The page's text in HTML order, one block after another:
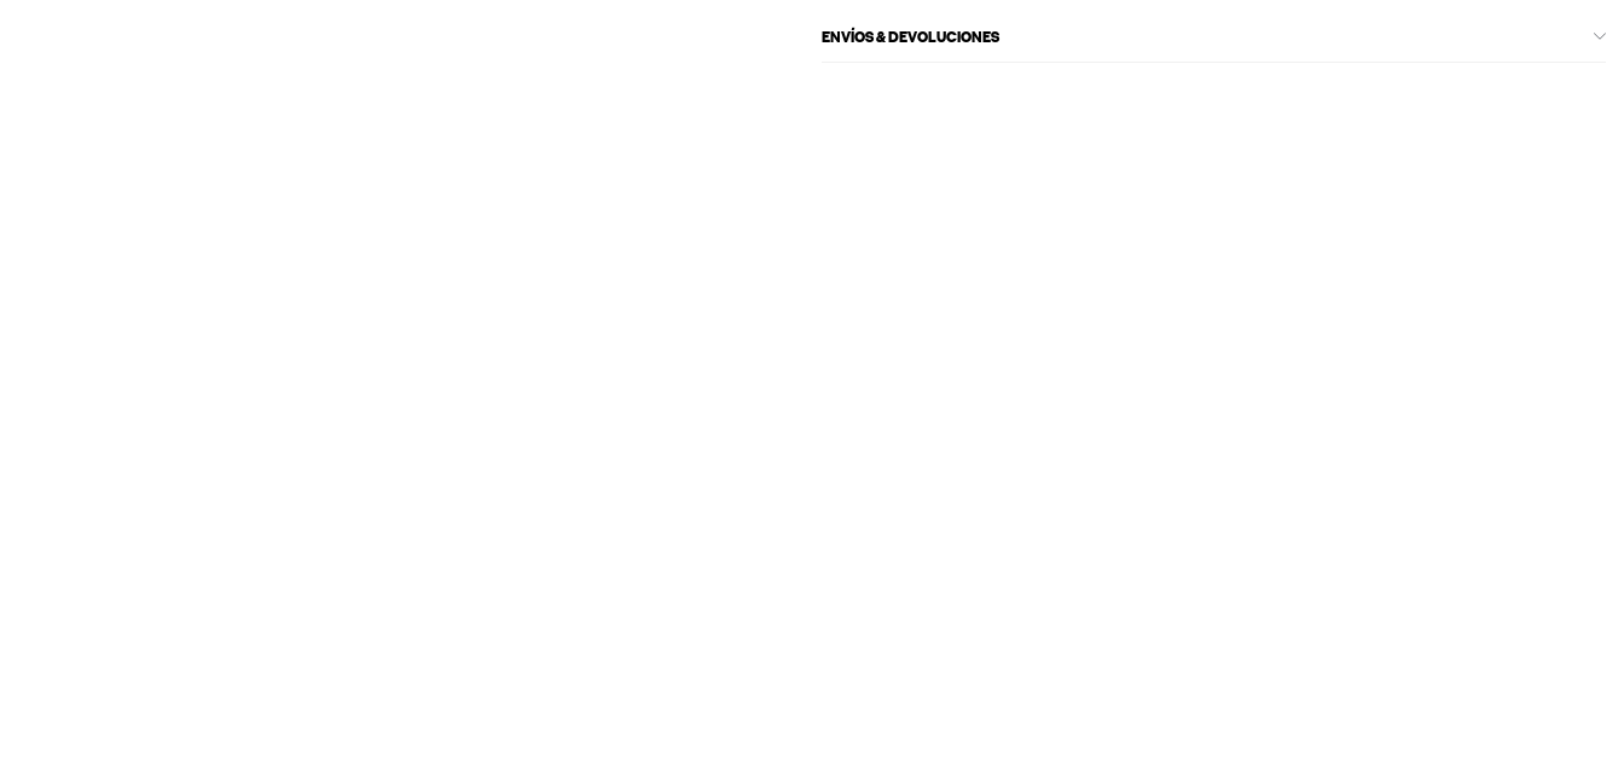
ENVÍOS & DEVOLUCIONES